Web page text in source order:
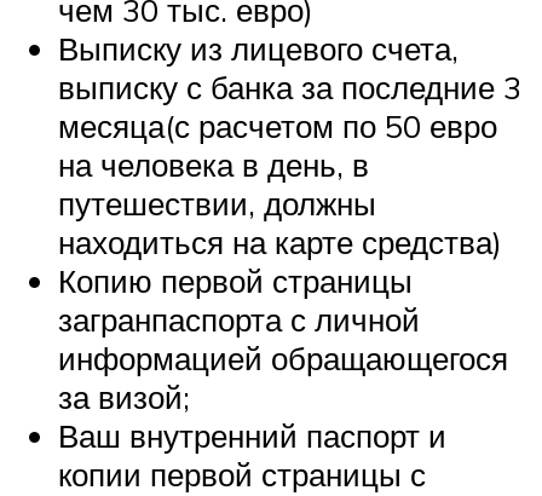
чем 30 тыс. евро)
Выписку из лицевого счета,
выписку с банка за последние 3
месяца(с расчетом по 50 евро
на человека в день, в
путешествии, должны
находиться на карте средства)
Копию первой страницы
загранпаспорта с личной
информацией обращающегося
за визой;
Ваш внутренний паспорт и
копии первой страницы с